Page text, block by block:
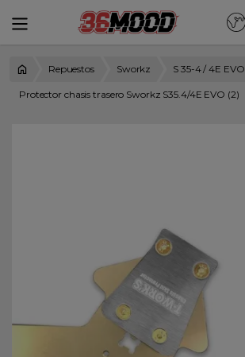
Repuestos Sworkz S 35-4 / 4E EVO
Protector chasis trasero Sworkz S35.4/4E EVO (2)